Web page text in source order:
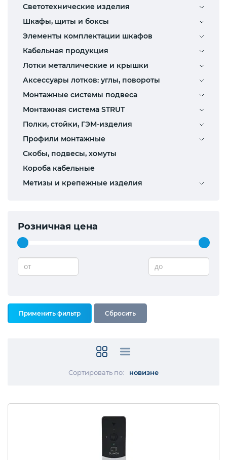
Светотехнические изделия
Шкафы, щиты и боксы
Элементы комплектации шкафов
Кабельная продукция
Лотки металлические и крышки
Аксессуары лотков: углы, повороты
Монтажные системы подвеса
Монтажная система STRUT
Полки, стойки, ГЭМ-изделия
Профили монтажные
Скобы, подвесы, хомуты
Короба кабельные
Метизы и крепежные изделия
Розничная цена
от до
Сортировать по: новизне